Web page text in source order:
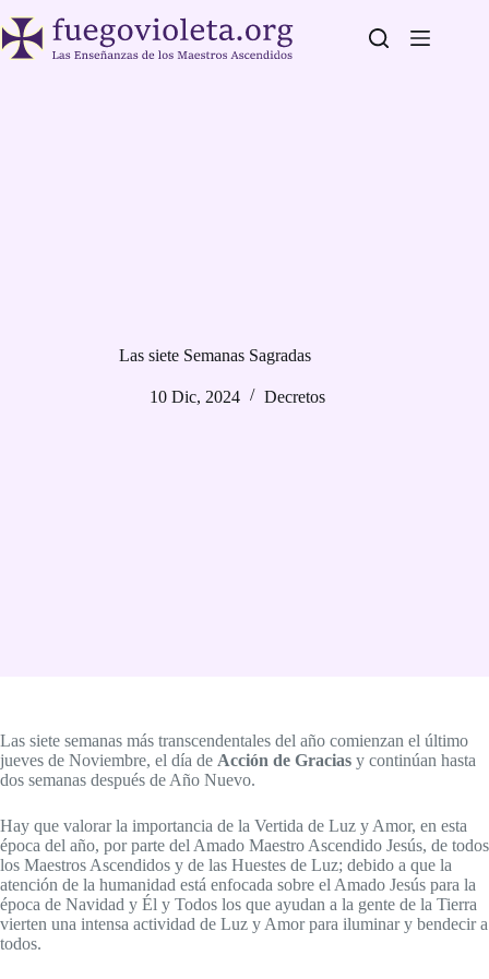
al
contenido
Las siete Semanas Sagradas
10 Dic, 2024 Decretos
Las siete semanas más transcendentales del año comienzan el último
jueves de Noviembre, el día de Acción de Gracias y continúan hasta
dos semanas después de Año Nuevo.
Hay que valorar la importancia de la Vertida de Luz y Amor, en esta
época del año, por parte del Amado Maestro Ascendido Jesús, de todos
los Maestros Ascendidos y de las Huestes de Luz; debido a que la
atención de la humanidad está enfocada sobre el Amado Jesús para la
época de Navidad y Él y Todos los que ayudan a la gente de la Tierra
vierten una intensa actividad de Luz y Amor para iluminar y bendecir a
todos.